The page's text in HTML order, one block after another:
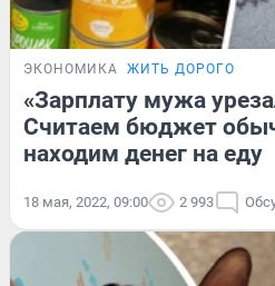
ЭКОНОМИКА ЖИТЬ ДОРОГО
«Зарплату мужа
Считаем бюджет
находим денег на еду
18 мая, 2022, 09:00 2 993